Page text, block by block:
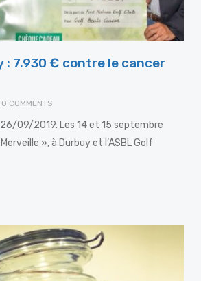
: 7.930 € contre le cancer
0 COMMENTS
26/09/2019. Les 14 et 15 septembre
», à Durbuy et l’ASBL Golf